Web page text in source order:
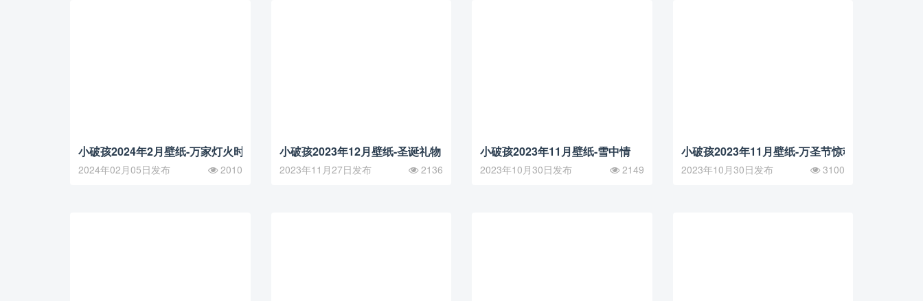
小破孩2024年2月壁纸-万家灯火时
2024年02月05日发布 2010
小破孩2023年12月壁纸-圣诞礼物
2023年11月27日发布 2136
小破孩2023年11月壁纸-雪中情
2023年10月30日发布 2149
小破孩2023年11月壁纸-万圣节惊魂
2023年10月30日发布 3100